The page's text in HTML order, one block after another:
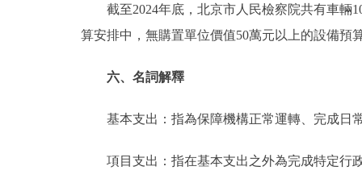
截至2024年底，北京市人民檢察院共有車輛
算安排中，無購置單位價值50萬元以上的設備預
六、名詞解釋
基本支出：指為保障機構正常運轉、完成日
項目支出：指在基本支出之外為完成特定行